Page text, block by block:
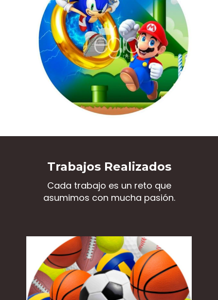
TrabajosRealizados
Cada trabajo es un reto que
asumimos con mucha pasión.